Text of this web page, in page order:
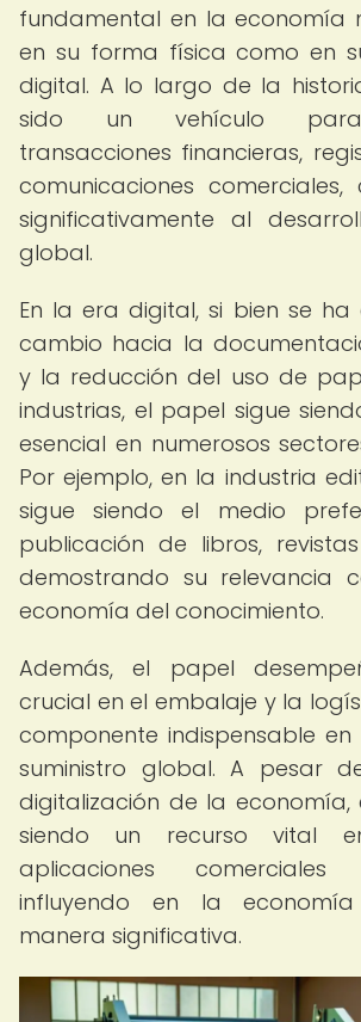
fundamental en la economía
en su forma física como en
digital. A lo largo de la
sido un vehículo para
transacciones financieras,
comunicaciones comerciales,
significativamente al
global.
En la era digital, si bien se
cambio hacia la
y la reducción del uso de
industrias, el papel sigue
esencial en numerosos
Por ejemplo, en la industria
sigue siendo el medio
publicación de libros,
demostrando su relevancia
economía del conocimiento.
Además, el papel
crucial en el embalaje y la
componente indispensable
suministro global. A pesar
digitalización de la economía,
siendo un recurso vital
aplicaciones
influyendo en la
manera significativa.